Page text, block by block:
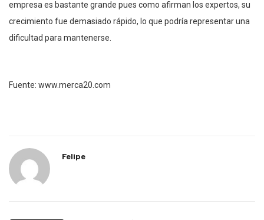
empresa es bastante grande pues como afirman los expertos, su
crecimiento fue demasiado rápido, lo que podría representar una
dificultad para mantenerse.
Fuente: www.merca20.com
Felipe